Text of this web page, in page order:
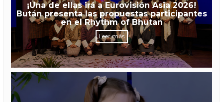
¡Una de ellas irá a Eurovisión Asia 2026!
Bután presenta las propuestas participantes
en el Rhythm of Bhutan
Leer más